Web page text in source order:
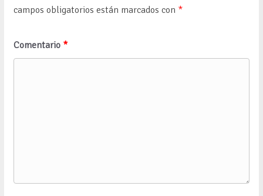
campos obligatorios están marcados con *
Comentario *